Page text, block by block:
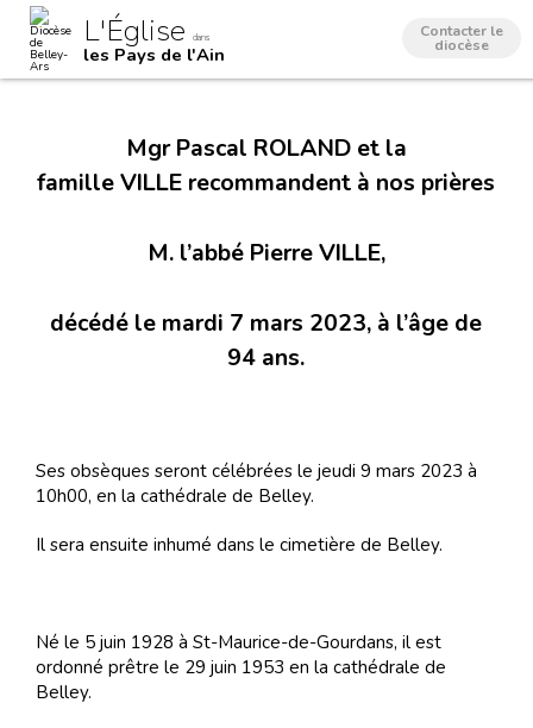
contenu.
Outils
personnels
L'Église dans
les Pays de l'Ain
Contacter le
diocèse
Mgr Pascal ROLAND et la
famille VILLE recommandent à nos prières
M. l’abbé Pierre VILLE,
décédé le mardi 7 mars 2023, à l’âge de
94 ans.
Ses obsèques seront célébrées le jeudi 9 mars 2023 à
10h00, en la cathédrale de Belley.
Il sera ensuite inhumé dans le cimetière de Belley.
Né le 5 juin 1928 à St-Maurice-de-Gourdans, il est
ordonné prêtre le 29 juin 1953 en la cathédrale de
Belley.